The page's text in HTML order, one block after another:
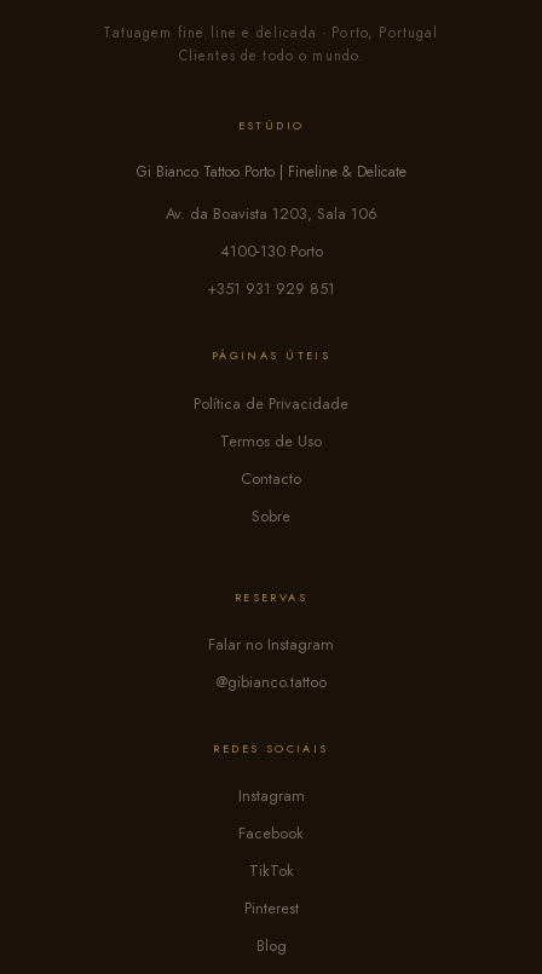
Tatuagem fine line e delicada · Porto, Portugal
Clientes de todo o mundo.
ESTÚDIO
Gi Bianco Tattoo Porto | Fineline & Delicate
Av. da Boavista 1203, Sala 106
4100-130 Porto
+351 931 929 851
PÁGINAS ÚTEIS
Política de Privacidade
Termos de Uso
Contacto
Sobre
RESERVAS
Falar no Instagram
@gibianco.tattoo
REDES SOCIAIS
Instagram
Facebook
TikTok
Pinterest
Blog